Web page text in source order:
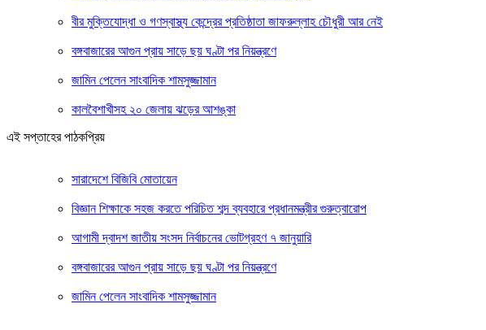
বীর মুক্তিযোদ্ধা ও গণস্বাস্থ্য কেন্দ্রের প্রতিষ্ঠাতা জাফরুল্লাহ চৌধুরী আর নেই
বঙ্গবাজারের আগুন প্রায় সাড়ে ছয় ঘণ্টা পর নিয়ন্ত্রণে
জামিন পেলেন সাংবাদিক শামসুজ্জামান
কালবৈশাখীসহ ২০ জেলায় ঝড়ের আশঙ্কা
এই সপ্তাহের পাঠকপ্রিয়
সারাদেশে বিজিবি মোতায়েন
বিজ্ঞান শিক্ষাকে সহজ করতে পরিচিত শব্দ ব্যবহারে প্রধানমন্ত্রীর গুরুত্বারোপ
আগামী দ্বাদশ জাতীয় সংসদ নির্বাচনের ভোটগ্রহণ ৭ জানুয়ারি
বঙ্গবাজারের আগুন প্রায় সাড়ে ছয় ঘণ্টা পর নিয়ন্ত্রণে
জামিন পেলেন সাংবাদিক শামসুজ্জামান